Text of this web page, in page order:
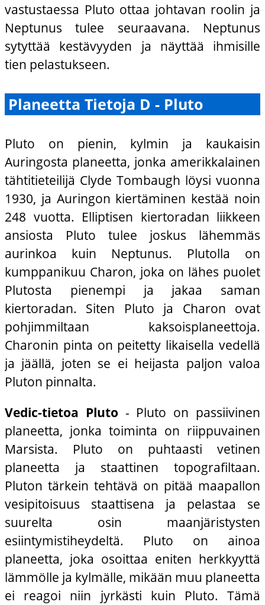
vastustaessa Pluto ottaa johtavan roolin ja
Neptunus tulee seuraavana. Neptunus
sytyttää kestävyyden ja näyttää ihmisille
tien pelastukseen.
Planeetta Tietoja D - Pluto
Pluto on pienin, kylmin ja kaukaisin
Auringosta planeetta, jonka amerikkalainen
tähtitieteilijä Clyde Tombaugh löysi vuonna
1930, ja Auringon kiertäminen kestää noin
248 vuotta. Elliptisen kiertoradan liikkeen
ansiosta Pluto tulee joskus lähemmäs
aurinkoa kuin Neptunus. Plutolla on
kumppanikuu Charon, joka on lähes puolet
Plutosta pienempi ja jakaa saman
kiertoradan. Siten Pluto ja Charon ovat
pohjimmiltaan kaksoisplaneettoja.
Charonin pinta on peitetty likaisella vedellä
ja jäällä, joten se ei heijasta paljon valoa
Pluton pinnalta.
Vedic-tietoa Pluto - Pluto on passiivinen
planeetta, jonka toiminta on riippuvainen
Marsista. Pluto on puhtaasti vetinen
planeetta ja staattinen topografiltaan.
Pluton tärkein tehtävä on pitää maapallon
vesipitoisuus staattisena ja pelastaa se
suurelta osin maanjäristysten
esiintymistiheydeltä. Pluto on ainoa
planeetta, joka osoittaa eniten herkkyyttä
lämmölle ja kylmälle, mikään muu planeetta
ei reagoi niin jyrkästi kuin Pluto. Tämä